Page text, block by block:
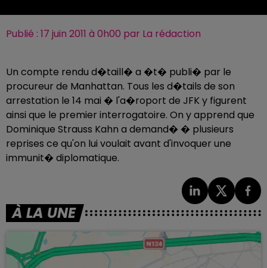
Publié : 17 juin 2011 à 0h00 par La rédaction
Un compte rendu d�taill� a �t� publi� par le
procureur de Manhattan. Tous les d�tails de son
arrestation le 14 mai � l'a�roport de JFK y figurent
ainsi que le premier interrogatoire. On y apprend que
Dominique Strauss Kahn a demand� � plusieurs
reprises ce qu'on lui voulait avant d'invoquer une
immunit� diplomatique.
À LA UNE